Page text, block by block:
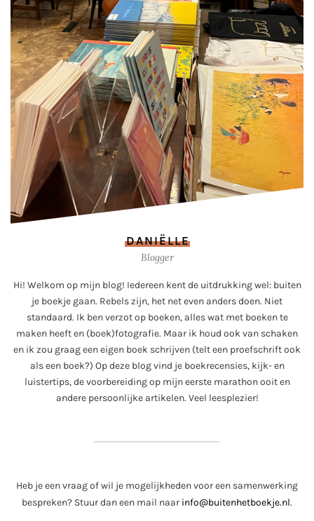
DANIËLLE
Blogger
Hi! Welkom op mijn blog! Iedereen kent de uitdrukking wel: buiten
je boekje gaan. Rebels zijn, het net even anders doen. Niet
standaard. Ik ben verzot op boeken, alles wat met boeken te
maken heeft en (boek)fotografie. Maar ik houd ook van schaken
en ik zou graag een eigen boek schrijven (telt een proefschrift ook
als een boek?) Op deze blog vind je boekrecensies, kijk- en
luistertips, de voorbereiding op mijn eerste marathon ooit en
andere persoonlijke artikelen. Veel leesplezier!
Heb je een vraag of wil je mogelijkheden voor een samenwerking
bespreken? Stuur dan een mail naar info@buitenhetboekje.nl.